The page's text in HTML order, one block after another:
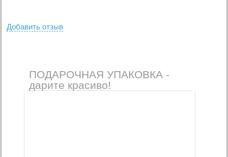
Добавить отзыв
ПОДАРОЧНАЯ УПАКОВКА -
дарите красиво!